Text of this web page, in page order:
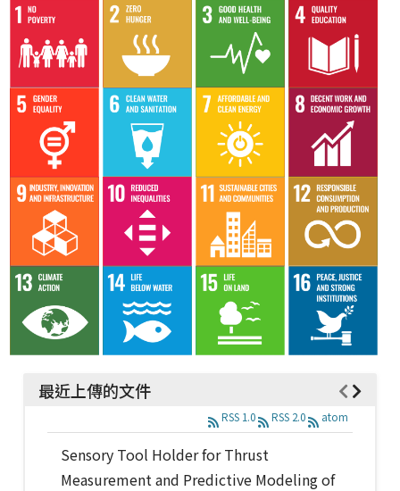
最近上傳的文件
RSS 1.0 RSS 2.0 atom
Sensory Tool Holder for Thrust
Measurement and Predictive Modeling of